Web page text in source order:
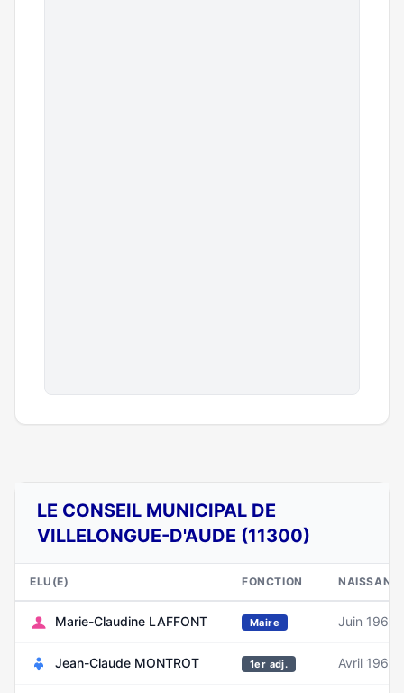
LE CONSEIL MUNICIPAL DE
VILLELONGUE-D'AUDE (11300)
ELU(E) FONCTION
Marie-Claudine LAFFONT Maire Juin 1960
Jean-Claude MONTROT 1er adj. Avril 1969